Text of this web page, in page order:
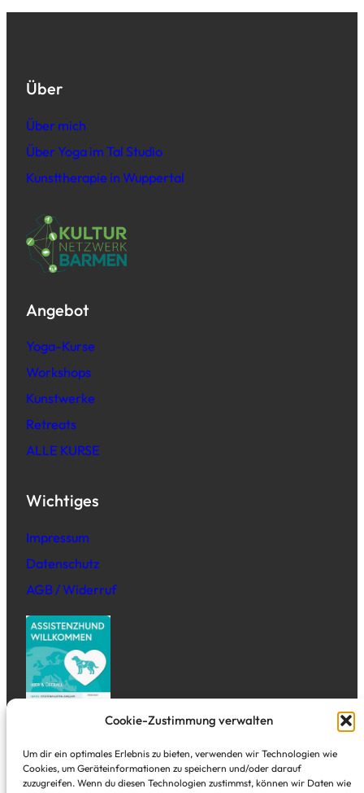
Cookie-Zustimmung verwalten
Um dir ein optimales Erlebnis zu bieten, verwenden wir Technologien wie
Cookies, um Geräteinformationen zu speichern und/oder darauf
zuzugreifen. Wenn du diesen Technologien zustimmst, können wir Daten wie
Über
Über mich
Über Yoga im Tal Studio
Kunsttherapie in Wuppertal
Angebot
Yoga-Kurse
Workshops
Kunstwerke
Retreats
ALLE KURSE
Wichtiges
Impressum
Datenschutz
AGB / Widerruf
Adresse
Tal Studio